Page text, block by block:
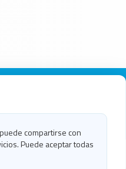
compartirse con
Puede aceptar todas